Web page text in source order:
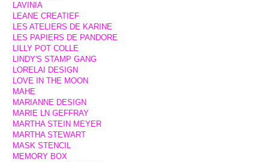
LAVINIA
LEANE CREATIEF
LES ATELIERS DE KARINE
LES PAPIERS DE PANDORE
LILLY POT COLLE
LINDY'S STAMP GANG
LORELAI DESIGN
LOVE IN THE MOON
MAHE
MARIANNE DESIGN
MARIE LN GEFFRAY
MARTHA STEIN MEYER
MARTHA STEWART
MASK STENCIL
MEMORY BOX